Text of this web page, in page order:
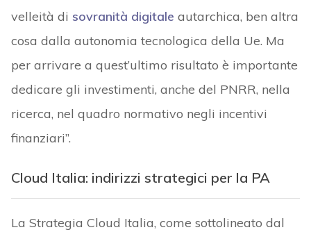
velleità di sovranità digitale autarchica, ben altra
cosa dalla autonomia tecnologica della Ue. Ma
per arrivare a quest’ultimo risultato è importante
dedicare gli investimenti, anche del PNRR, nella
ricerca, nel quadro normativo negli incentivi
finanziari”.
Cloud Italia: indirizzi strategici per la PA
La Strategia Cloud Italia, come sottolineato dal